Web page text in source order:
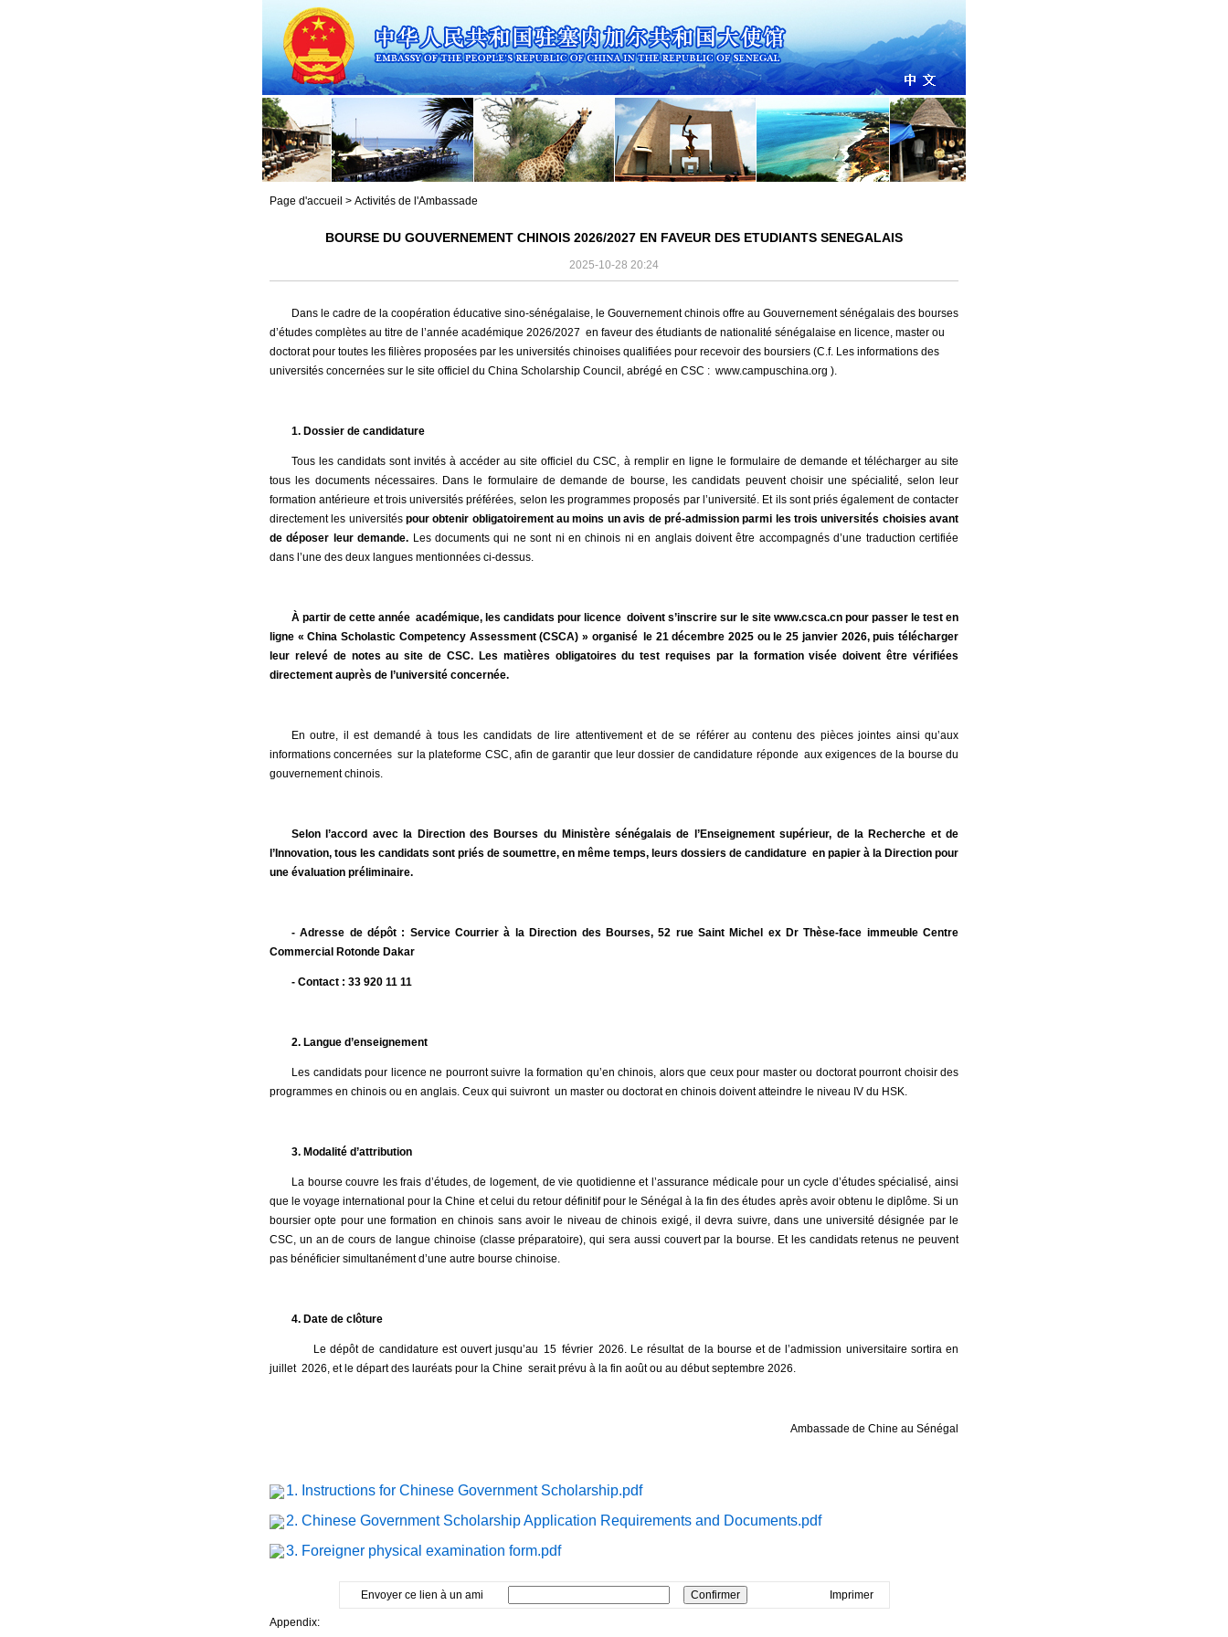
Page d'accueil > Activités de l'Ambassade
BOURSE DU GOUVERNEMENT CHINOIS 2026/2027 EN FAVEUR DES ETUDIANTS SENEGALAIS
2025-10-28 20:24
Dans le cadre de la coopération éducative sino-sénégalaise, le Gouvernement chinois offre au Gouvernement sénégalais des bourses
d’études complètes au titre de l’année académique 2026/2027 en faveur des étudiants de nationalité sénégalaise en licence, master ou
doctorat pour toutes les filières proposées par les universités chinoises qualifiées pour recevoir des boursiers (C.f. Les informations des
universités concernées sur le site officiel du China Scholarship Council, abrégé en CSC : www.campuschina.org ).
1. Dossier de candidature
Tous les candidats sont invités à accéder au site officiel du CSC, à remplir en ligne le formulaire de demande et télécharger au site
tous les documents nécessaires. Dans le formulaire de demande de bourse, les candidats peuvent choisir une spécialité, selon leur
formation antérieure et trois universités préférées, selon les programmes proposés par l’université. Et ils sont priés également de contacter
directement les universitéspour obtenir obligatoirement au moins un avis de pré-admission parmi les trois universités choisies avant
de déposer leur demande. Les documents qui ne sont ni en chinois ni en anglais doivent être accompagnés d’une traduction certifiée
dans l’une des deux langues mentionnées ci-dessus.
À partir de cette année académique, les candidats pour licence doivent s’inscrire sur le site www.csca.cn pour passer le test en
ligne « China Scholastic Competency Assessment (CSCA) » organisé le 21 décembre 2025 ou le 25 janvier 2026, puis télécharger
leur relevé de notes au site de CSC. Les matières obligatoires du test requises par la formation visée doivent être vérifiées
directement auprès de l’université concernée.
En outre, il est demandé à tous les candidats de lire attentivement et de se référer au contenu des pièces jointes ainsi qu’aux
informations concernées sur la plateforme CSC, afin de garantir que leur dossier de candidature réponde aux exigences de la bourse du
gouvernement chinois.
Selon l’accord avec la Direction des Bourses du Ministère sénégalais de l’Enseignement supérieur, de la Recherche et de
l’Innovation, tous les candidats sont priés de soumettre, en même temps, leurs dossiers de candidature en papier à la Direction pour
une évaluation préliminaire.
- Adresse de dépôt : Service Courrier à la Direction des Bourses, 52 rue Saint Michel ex Dr Thèse-face immeuble Centre
Commercial Rotonde Dakar
- Contact : 33 920 11 11
2. Langue d’enseignement
Les candidats pour licence ne pourront suivre la formation qu’en chinois, alors que ceux pour master ou doctorat pourront choisir des
programmes en chinois ou en anglais. Ceux qui suivront un master ou doctorat en chinois doivent atteindre le niveau IV du HSK.
3. Modalité d’attribution
La bourse couvre les frais d’études, de logement, de vie quotidienne et l’assurance médicale pour un cycle d’études spécialisé, ainsi
que le voyage international pour la Chine et celui du retour définitif pour le Sénégal à la fin des études après avoir obtenu le diplôme. Si un
boursier opte pour une formation en chinois sans avoir le niveau de chinois exigé, il devra suivre, dans une université désignée par le
CSC, un an de cours de langue chinoise (classe préparatoire), qui sera aussi couvert par la bourse. Et les candidats retenus ne peuvent
pas bénéficier simultanément d’une autre bourse chinoise.
4. Date de clôture
Le dépôt de candidature est ouvert jusqu’au 15 février 2026. Le résultat de la bourse et de l’admission universitaire sortira en
juillet 2026, et le départ des lauréats pour la Chine serait prévu à la fin août ou au début septembre 2026.
Ambassade de Chine au Sénégal
1. Instructions for Chinese Government Scholarship.pdf
2. Chinese Government Scholarship Application Requirements and Documents.pdf
3. Foreigner physical examination form.pdf
Envoyer ce lien à un ami Imprimer
Appendix: